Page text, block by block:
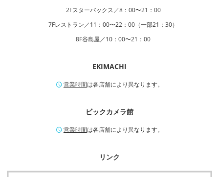
2Fスターバックス／8：00〜21：00
7Fレストラン／11：00〜22：00（一部21：30）
8F谷島屋／10：00〜21：00
EKIMACHI
営業時間は各店舗により異なります。
ビックカメラ館
営業時間は各店舗により異なります。
リンク